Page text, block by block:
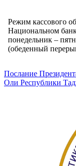
Режим кассового
Национальном
понедельник –
(обеденный
Послание
Оли Республики